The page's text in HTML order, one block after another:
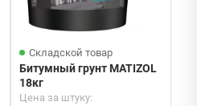
Складской товар
Битумный грунт MATIZOL
18кг
Цена за штуку: